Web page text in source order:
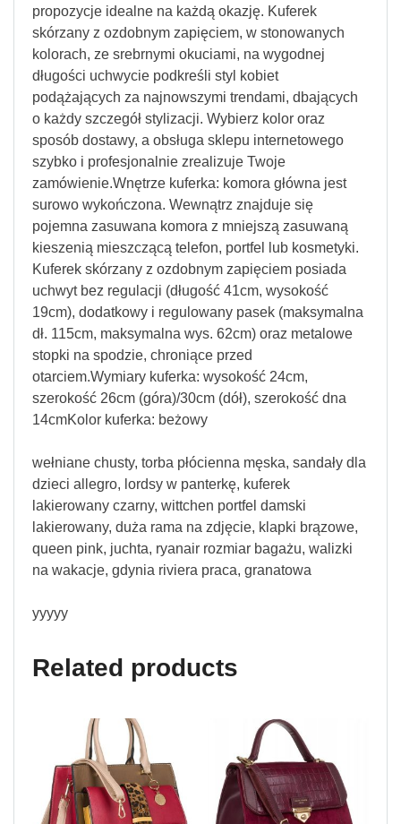
propozycje idealne na każdą okazję. Kuferek
skórzany z ozdobnym zapięciem, w stonowanych
kolorach, ze srebrnymi okuciami, na wygodnej
długości uchwycie podkreśli styl kobiet
podążających za najnowszymi trendami, dbających
o każdy szczegół stylizacji. Wybierz kolor oraz
sposób dostawy, a obsługa sklepu internetowego
szybko i profesjonalnie zrealizuje Twoje
zamówienie.Wnętrze kuferka: komora główna jest
surowo wykończona. Wewnątrz znajduje się
pojemna zasuwana komora z mniejszą zasuwaną
kieszenią mieszczącą telefon, portfel lub kosmetyki.
Kuferek skórzany z ozdobnym zapięciem posiada
uchwyt bez regulacji (długość 41cm, wysokość
19cm), dodatkowy i regulowany pasek (maksymalna
dł. 115cm, maksymalna wys. 62cm) oraz metalowe
stopki na spodzie, chroniące przed
otarciem.Wymiary kuferka: wysokość 24cm,
szerokość 26cm (góra)/30cm (dół), szerokość dna
14cmKolor kuferka: beżowy
wełniane chusty, torba płócienna męska, sandały dla
dzieci allegro, lordsy w panterkę, kuferek
lakierowany czarny, wittchen portfel damski
lakierowany, duża rama na zdjęcie, klapki brązowe,
queen pink, juchta, ryanair rozmiar bagażu, walizki
na wakacje, gdynia riviera praca, granatowa
yyyyy
Related products